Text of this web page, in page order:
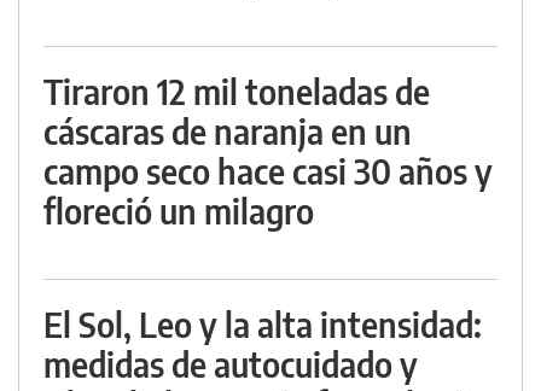
Tiraron 12 mil toneladas de
cáscaras de naranja en un
campo seco hace casi 30 años y
floreció un milagro
El Sol, Leo y la alta intensidad:
medidas de autocuidado y